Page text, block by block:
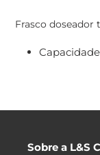
adicionar
produto
Frasco doseador
Sobre a L&S